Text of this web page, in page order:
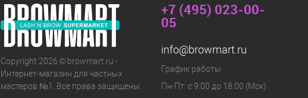
Copyright 2026 © browmart.ru -
Интернет-магазин для частных
мастеров №1. Все права защищены.
+7 (495) 023-00-
05
info@browmart.ru
График работы
Пн-Пт: с 9:00 до 18:00 (Мск)